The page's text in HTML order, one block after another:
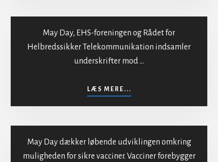
befolkningen
May Day, EHS-foreningen og Rådet for
Helbredssikker Telekommunikation indsamler
underskrifter mod …
LÆS MERE...
MOD
BESTRÅLING
May Day dækker løbende udviklingen omkring
muligheden for sikre vacciner. Vacciner forebygger